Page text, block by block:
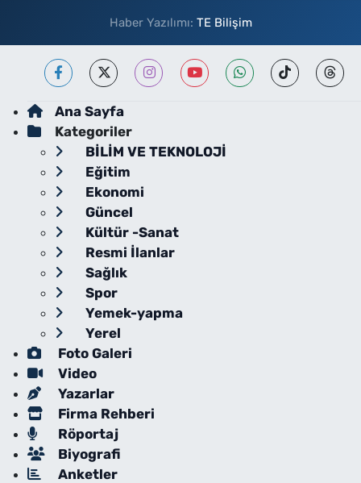
Haber Yazılımı: TE Bilişim
Ana Sayfa
Kategoriler
BİLİM VE TEKNOLOJİ
Eğitim
Ekonomi
Güncel
Kültür -Sanat
Resmi İlanlar
Sağlık
Spor
Yemek-yapma
Yerel
Foto Galeri
Video
Yazarlar
Firma Rehberi
Röportaj
Biyografi
Anketler